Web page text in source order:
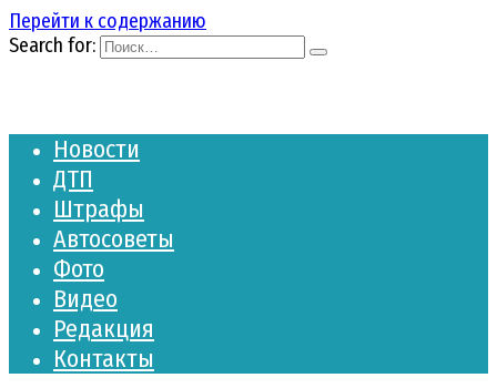
Перейти к содержанию
Search for:
Новости
ДТП
Штрафы
Автосоветы
Фото
Видео
Редакция
Контакты